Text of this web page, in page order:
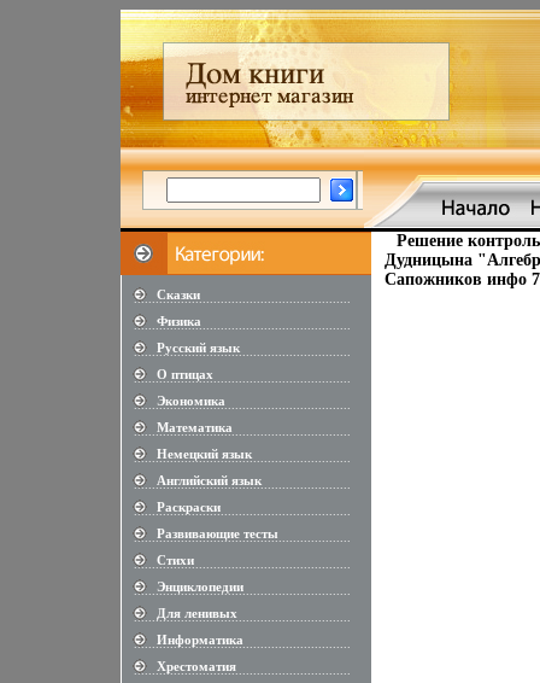
Сказки
............................................................
Физика
............................................................
Русский язык
............................................................
О птицах
............................................................
Экономика
............................................................
Математика
............................................................
Немецкий язык
............................................................
Английский язык
............................................................
Раскраски
............................................................
Развивающие тесты
............................................................
Стихи
............................................................
Энциклопедии
............................................................
Для ленивых
............................................................
Информатика
............................................................
Хрестоматия
............................................................
Решение
Дудницына
Сапожников инфо